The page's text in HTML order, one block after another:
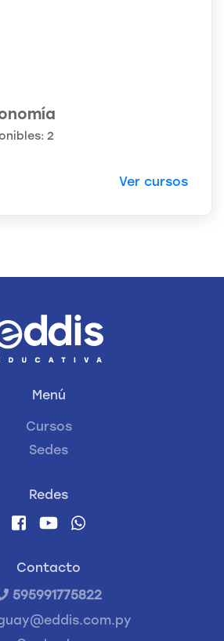
2
Ver cursos
Menú
Cursos
Sedes
Redes
Contacto
595991775822